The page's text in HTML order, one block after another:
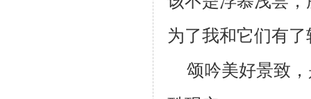
为了我和它们有
颂吟美好景致